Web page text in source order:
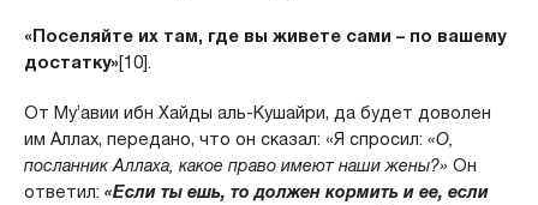
«Поселяйте их там, где вы живете сами – по вашему
достатку»[10].
От Му’авии ибн Хайды аль-Кушайри, да будет доволен
им Аллах, передано, что он сказал: «Я спросил: «О,
посланник Аллаха, какое право имеют наши жены?» Он
ответил: «Если ты ешь, то должен кормить и ее, если